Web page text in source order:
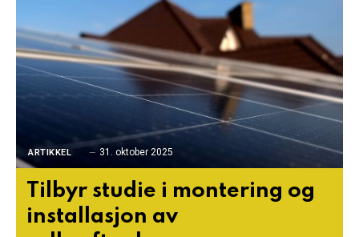
ARTIKKEL 31. oktober 2025
Tilbyr studie i montering og
installasjon av